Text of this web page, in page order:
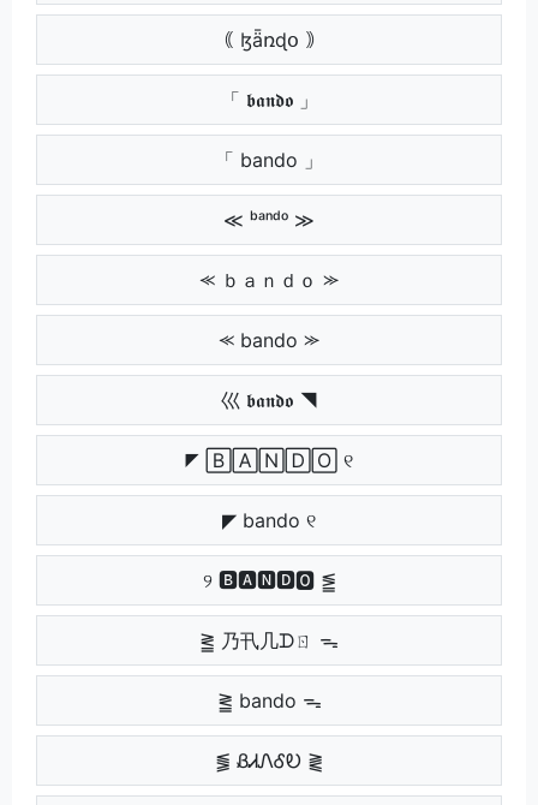
｟ ɮǟռɖօ ｠
「 𝖇𝖆𝖓𝖉𝖔 」
「 bando 」
≪ ᵇᵃⁿᵈᵒ ≫
⪻ ｂａｎｄｏ ⪼
⪻ bando ⪼
巛 𝖇𝖆𝖓𝖉𝖔 ◥
◤ 🄱🄰🄽🄳🄾 ୧
◤ bando ୧
୨ 🅱🅰🅽🅳🅾 ⪑
⪒ 乃卂几ᗪㄖ ᯓ
⪒ bando ᯓ
⪓ ᏰᏗᏁᎴᎧ ⪔